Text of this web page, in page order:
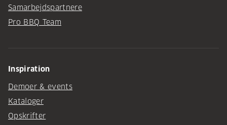
Samarbejdspartnere
Pro BBQ Team
Inspiration
Demoer & events
Kataloger
Opskrifter